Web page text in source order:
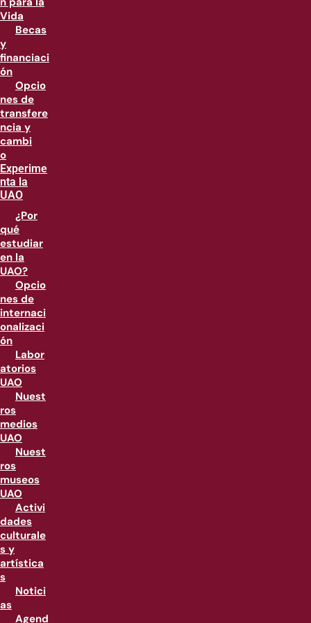
Vida
Becas
y
financiaci
ón
Opcio
nes de
transfere
ncia y
cambi
o
Experime
nta la
UAO
¿Por
qué
estudiar
en la
UAO?
Opcio
nes de
internaci
onalizaci
ón
Labor
atorios
UAO
Nuest
ros
medios
UAO
Nuest
ros
museos
UAO
Activi
dades
culturale
s y
artística
s
Notici
as
Agend